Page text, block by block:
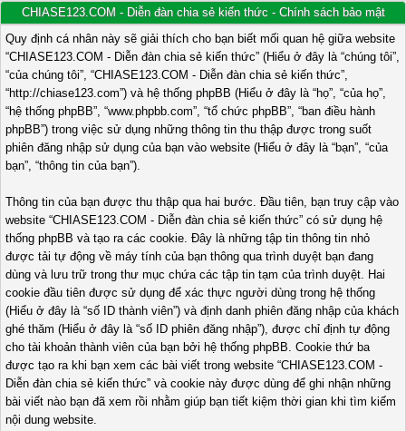
CHIASE123.COM - Diễn đàn chia sẻ kiến thức - Chính sách bảo mật
Quy định cá nhân này sẽ giải thích cho bạn biết mối quan hệ giữa website
“CHIASE123.COM - Diễn đàn chia sẻ kiến thức” (Hiểu ở đây là “chúng tôi”,
“của chúng tôi”, “CHIASE123.COM - Diễn đàn chia sẻ kiến thức”,
“http://chiase123.com”) và hệ thống phpBB (Hiểu ở đây là “họ”, “của họ”,
“hệ thống phpBB”, “www.phpbb.com”, “tổ chức phpBB”, “ban điều hành
phpBB”) trong việc sử dụng những thông tin thu thập được trong suốt
phiên đăng nhập sử dụng của bạn vào website (Hiểu ở đây là “bạn”, “của
bạn”, “thông tin của bạn”).
Thông tin của bạn được thu thập qua hai bước. Đầu tiên, bạn truy cập vào
website “CHIASE123.COM - Diễn đàn chia sẻ kiến thức” có sử dụng hệ
thống phpBB và tạo ra các cookie. Đây là những tập tin thông tin nhỏ
được tải tự động về máy tính của bạn thông qua trình duyệt bạn đang
dùng và lưu trữ trong thư mục chứa các tập tin tạm của trình duyệt. Hai
cookie đầu tiên được sử dụng để xác thực người dùng trong hệ thống
(Hiểu ở đây là “số ID thành viên”) và định danh phiên đăng nhập của khách
ghé thăm (Hiểu ở đây là “số ID phiên đăng nhập”), được chỉ định tự động
cho tài khoản thành viên của bạn bởi hệ thống phpBB. Cookie thứ ba
được tạo ra khi bạn xem các bài viết trong website “CHIASE123.COM -
Diễn đàn chia sẻ kiến thức” và cookie này được dùng để ghi nhận những
bài viết nào bạn đã xem rồi nhằm giúp bạn tiết kiệm thời gian khi tìm kiếm
nội dung website.